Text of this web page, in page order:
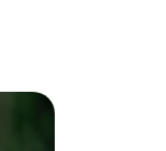
회의
께
회의
께